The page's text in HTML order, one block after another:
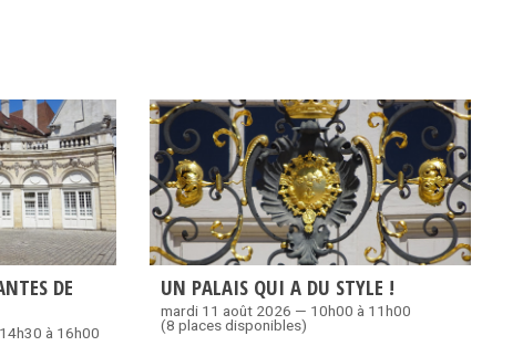
DE
à 16h00
UN PALAIS QUI A DU STYLE !
mardi 11 août 2026 — 10h00 à 11h00
(8 places disponibles)